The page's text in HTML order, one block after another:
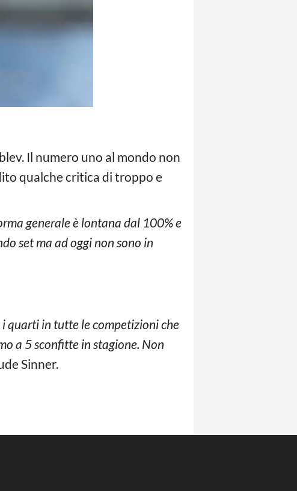
Il numero uno al mondo non
qualche critica di troppo e
generale è lontana dal 100% e
set ma ad oggi non sono in
i quarti in tutte le competizioni che
a 5 sconfitte in stagione. Non
Sinner.